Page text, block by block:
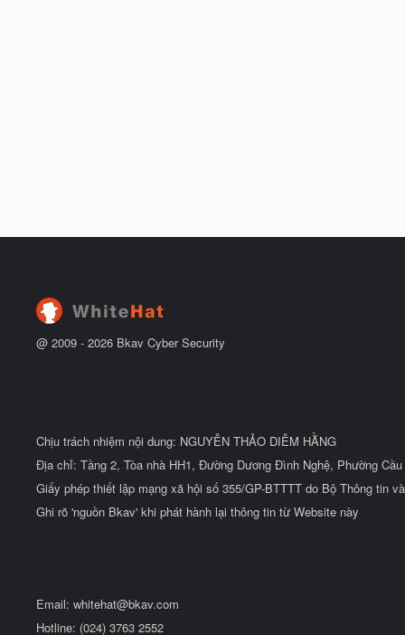
@ 2009 - 2026 Bkav Cyber Security
Chịu trách nhiệm nội dung: NGUYỄN THẢO DIỄM HẰNG
Địa chỉ: Tầng 2, Tòa nhà HH1, Đường Dương Đình Nghệ, Phường
Giấy phép thiết lập mạng xã hội số 355/GP-BTTTT do Bộ Thông tin
Ghi rõ 'nguồn Bkav' khi phát hành lại thông tin từ Website này
Email: whitehat@bkav.com
Hotline: (024) 3763 2552